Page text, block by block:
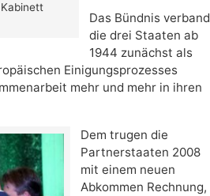
Das Bündnis verband
die drei Staaten ab
1944 zunächst als
Einigungsprozesses
mehr und mehr in ihren
Dem trugen die
Partnerstaaten 2008
mit einem neuen
Abkommen Rechnung,